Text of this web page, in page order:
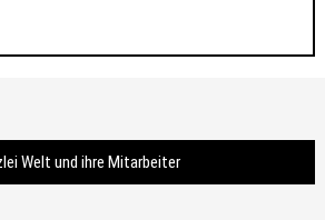
Welt und ihre Mitarbeiter